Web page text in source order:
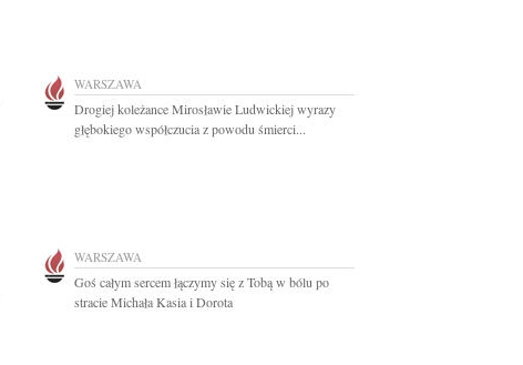
WARSZAWA
Drogiej koleżance Mirosławie Ludwickiej wyrazy
głębokiego współczucia z powodu śmierci...
WARSZAWA
Goś całym sercem łączymy się z Tobą w bólu po
stracie Michała Kasia i Dorota